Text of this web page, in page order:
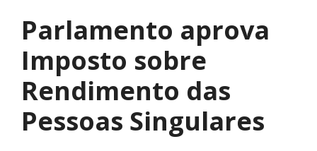
Parlamento aprova
Imposto sobre
Rendimento das
Pessoas Singulares